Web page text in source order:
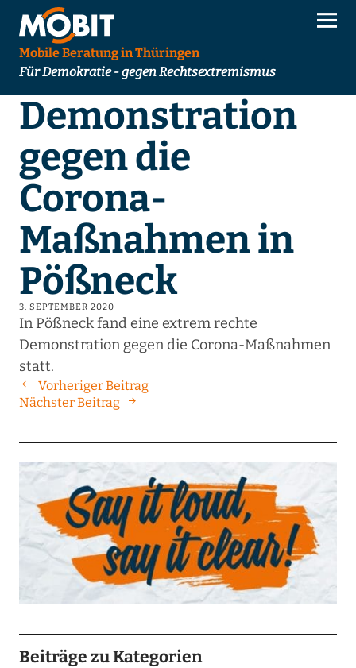
Mobile Beratung in Thüringen
Für Demokratie - gegen Rechtsextremismus
Demonstration
gegen die
Corona-
Maßnahmen in
Pößneck
3. SEPTEMBER 2020
In Pößneck fand eine extrem rechte
Demonstration gegen die Corona-Maßnahmen
statt.
Vorheriger Beitrag
Nächster Beitrag
Beiträge zu Kategorien